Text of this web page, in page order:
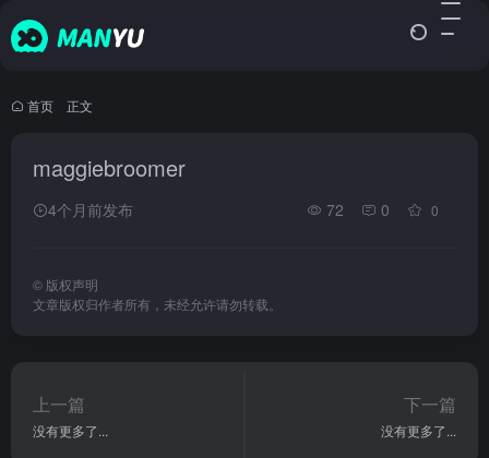
首页 正文
maggiebroomer
4个月前发布 72 0 0
© 版权声明
文章版权归作者所有，未经允许请勿转载。
上一篇
没有更多了...
下一篇
没有更多了...